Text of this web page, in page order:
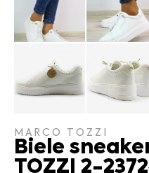
MARCO TOZZI
Biele
TOZZI 2-